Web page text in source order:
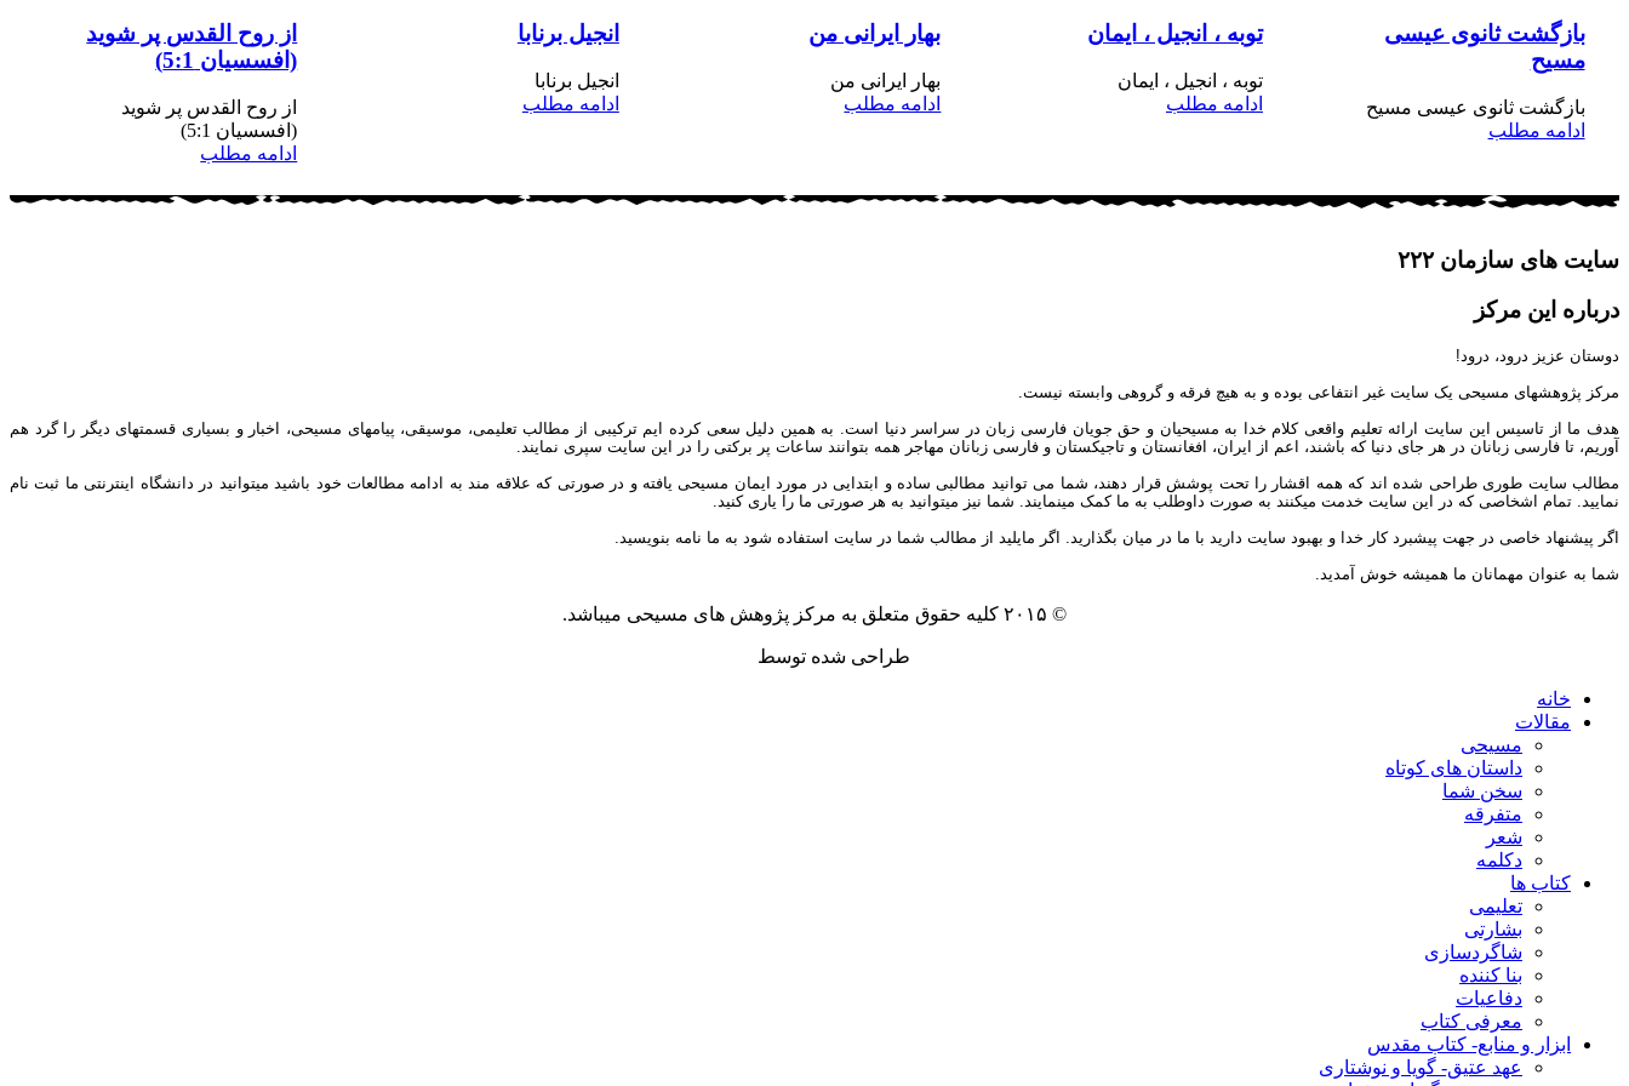
از روح القدس پر شوید
(افسسیان 5:1)
از روح القدس پر شوید
(افسسیان 5:1)
ادامه مطلب
انجیل برنابا
انجیل برنابا
ادامه مطلب
بهار ایرانی من
بهار ایرانی من
ادامه مطلب
توبه ، انجیل ، ایمان
توبه ، انجیل ، ایمان
ادامه مطلب
بازگشت ثانوی عیسی
مسیح
بازگشت ثانوی عیسی مسیح
ادامه مطلب
سایت های سازمان ۲۲۲
درباره این مرکز
دوستان عزیز درود، درود!
مرکز پژوهشهای مسیحی یک سایت غیر انتفاعی بوده و به هیچ فرقه و گروهی وابسته نیست.
هدف ما از تاسیس این سایت ارائه تعلیم واقعی کلام خدا به مسیحیان و حق جویان فارسی زبان در سراسر دنیا است. به همین دلیل سعی کرده ایم ترکیبی از مطالب تعلیمی، موسیقی، پیامهای مسیحی، اخبار و بسیاری قسمتهای دیگر را گرد هم
آوریم، تا فارسی زبانان در هر جای دنیا که باشند، اعم از ایران، افغانستان و تاجیکستان و فارسی زبانان مهاجر همه بتوانند ساعات پر برکتی را در این سایت سپری نمایند.
مطالب سایت طوری طراحی شده اند که همه اقشار را تحت پوشش قرار دهند، شما می توانید مطالبی ساده و ابتدایی در مورد ایمان مسیحی یافته و در صورتی که علاقه مند به ادامه مطالعات خود باشید میتوانید در دانشگاه اینترنتی ما ثبت نام
نمایید. تمام اشخاصی که در این سایت خدمت میکنند به صورت داوطلب به ما کمک مینمایند. شما نیز میتوانید به هر صورتی ما را یاری کنید.
اگر پیشنهاد خاصی در جهت پیشبرد کار خدا و بهبود سایت دارید با ما در میان بگذارید. اگر مایلید از مطالب شما در سایت استفاده شود به ما نامه بنویسید.
شما به عنوان مهمانان ما همیشه خوش آمدید.
© ۲۰۱۵ کلیه حقوق متعلق به مرکز پژوهش های مسیحی میباشد.
طراحی شده توسط
خانه
مقالات
مسیحی
داستان های کوتاه
سخن شما
متفرقه
شعر
دکلمه
کتاب ها
تعلیمی
بشارتی
شاگردسازی
بنا کننده
دفاعیات
معرفی کتاب
ابزار و منابع- کتاب مقدس
عهد عتیق- گویا و نوشتاری